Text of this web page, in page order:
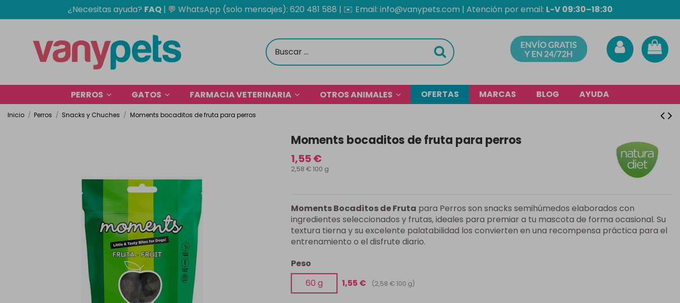
¿Necesitas ayuda? FAQ| 💬 WhatsApp (solo mensajes): 620 481 588 | ✉️ Email: info@vanypets.com | Atención por email: L-V 09:30–18:30
PERROS GATOS FARMACIA VETERINARIA OTROS ANIMALES OFERTAS MARCAS BLOG AYUDA
Inicio Perros Snacks y Chuches Moments bocaditos de fruta para perros
Moments bocaditos de fruta para perros
1,55 €
2,58 € 100 g
Moments Bocaditos de Fruta para Perros son snacks semihúmedos elaborados con
ingredientes seleccionados y frutas, ideales para premiar a tu mascota de forma ocasional. Su
textura tierna y su excelente palatabilidad los convierten en una recompensa práctica para el
entrenamiento o el disfrute diario.
Peso
60 g
1,55 € (2,58 € 100 g)